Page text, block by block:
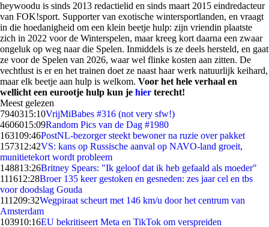
heywoodu is sinds 2013 redactielid en sinds maart 2015 eindredacteur
van FOK!sport. Supporter van exotische wintersportlanden, en vraagt
in die hoedanigheid om een klein beetje hulp: zijn vriendin plaatste
zich in 2022 voor de Winterspelen, maar kreeg kort daarna een zwaar
ongeluk op weg naar die Spelen. Inmiddels is ze deels hersteld, en gaat
ze voor de Spelen van 2026, waar wel flinke kosten aan zitten. De
vechtlust is er en het trainen doet ze naast haar werk natuurlijk keihard,
maar elk beetje aan hulp is welkom. Voor het hele verhaal en
wellicht een eurootje hulp kun je hier terecht!
Meest gelezen
7940315:10VrijMiBabes #316 (not very sfw!)
4606015:09Random Pics van de Dag #1980
163109:46PostNL-bezorger steekt bewoner na ruzie over pakket
157312:42VS: kans op Russische aanval op NAVO-land groeit,
munitietekort wordt probleem
148813:26Britney Spears: "Ik geloof dat ik heb gefaald als moeder"
111612:28Broer 135 keer gestoken en gesneden: zes jaar cel en tbs
voor doodslag Gouda
111209:32Wegpiraat scheurt met 146 km/u door het centrum van
Amsterdam
103910:16EU bekritiseert Meta en TikTok om verspreiden